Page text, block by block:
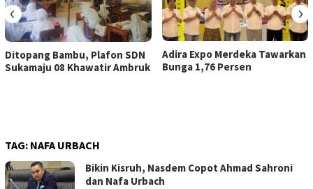
Ditopang Bambu, Plafon SDN
Sukamaju 08 Khawatir Ambruk
Adira Expo Merdeka Tawarkan
Bunga 1,76 Persen
‹ ›
TAG: NAFA URBACH
Bikin Kisruh, Nasdem Copot Ahmad Sahroni
dan Nafa Urbach